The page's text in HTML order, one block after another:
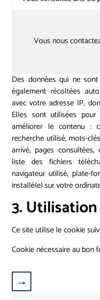
Vous nous
Des données qui ne
également récoltées
avec votre adresse IP,
Elles sont utilisées
améliorer le contenu :
recherche utilisé, mots-
arrivé, pages
liste des fichiers
navigateur utilisé, plate-
installé(e) sur votre
3.
Ce site utilise le cookie
Cookie nécessaire au bon